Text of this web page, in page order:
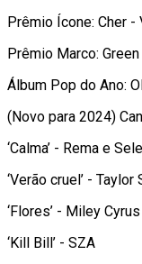
Prêmio Ícone: Cher -
Prêmio Marco:
Álbum Pop do Ano:
(Novo para 2024)
‘Calma’ - Rema e
‘Verão cruel’ - Taylor
‘Flores’ - Miley
‘Kill Bill’ - SZA